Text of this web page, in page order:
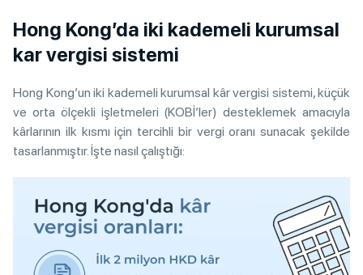
Hong Kong’da iki kademeli kurumsal
kar vergisi sistemi
Hong Kong’un iki kademeli kurumsal kâr vergisi sistemi, küçük
ve orta ölçekli işletmeleri (KOBİ’ler) desteklemek amacıyla
kârlarının ilk kısmı için tercihli bir vergi oranı sunacak şekilde
tasarlanmıştır. İşte nasıl çalıştığı: